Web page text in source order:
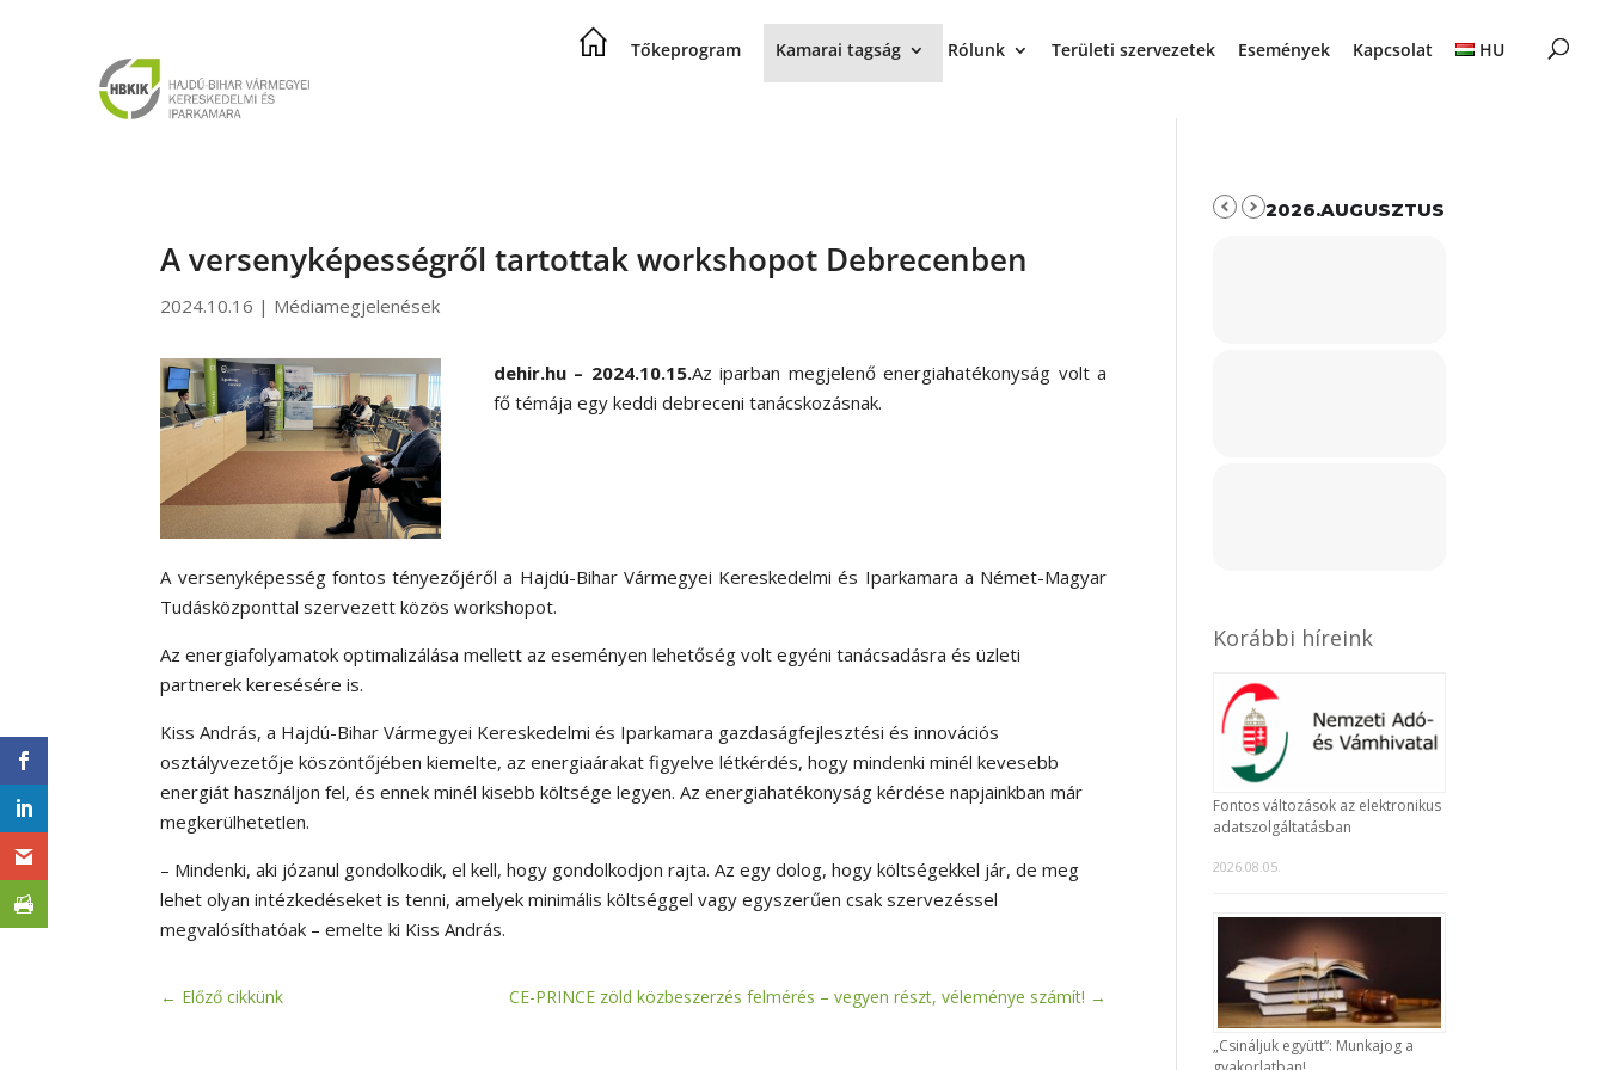
Tőkeprogram Kamarai tagság Rólunk Területi szervezetek Események Kapcsolat HU
A versenyképességről tartottak workshopot Debrecenben
2024.10.16 | Médiamegjelenések
dehir.hu – 2024.10.15.Az iparban megjelenő energiahatékonyság volt a
fő témája egy keddi debreceni tanácskozásnak.
A versenyképesség fontos tényezőjéről a Hajdú-Bihar Vármegyei Kereskedelmi és Iparkamara a Német-Magyar
Tudásközponttal szervezett közös workshopot.
Az energiafolyamatok optimalizálása mellett az eseményen lehetőség volt egyéni tanácsadásra és üzleti
partnerek keresésére is.
Kiss András, a Hajdú-Bihar Vármegyei Kereskedelmi és Iparkamara gazdaságfejlesztési és innovációs
osztályvezetője köszöntőjében kiemelte, az energiaárakat figyelve létkérdés, hogy mindenki minél kevesebb
energiát használjon fel, és ennek minél kisebb költsége legyen. Az energiahatékonyság kérdése napjainkban már
megkerülhetetlen.
– Mindenki, aki józanul gondolkodik, el kell, hogy gondolkodjon rajta. Az egy dolog, hogy költségekkel jár, de meg
lehet olyan intézkedéseket is tenni, amelyek minimális költséggel vagy egyszerűen csak szervezéssel
megvalósíthatóak – emelte ki Kiss András.
← Előző cikkünk CE-PRINCE zöld közbeszerzés felmérés – vegyen részt, véleménye számít! →
2026.AUGUSZTUS
Korábbi híreink
Fontos változások az elektronikus
adatszolgáltatásban
2026.08.05.
„Csináljuk együtt”: Munkajog a